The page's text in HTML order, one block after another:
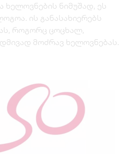
ხელოვნების ნიმუშად, ეს
ის განასახიერებს
როგორც ცოცხალ,
მოძრავ ხელოვნებას.